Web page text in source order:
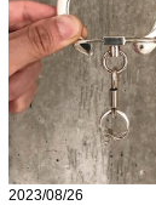
2023/08/26